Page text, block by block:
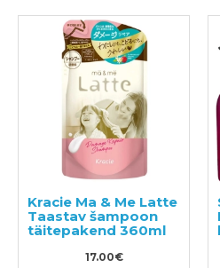
Kracie Ma & Me Latte
Taastav šampoon
täitepakend 360ml
17.00€